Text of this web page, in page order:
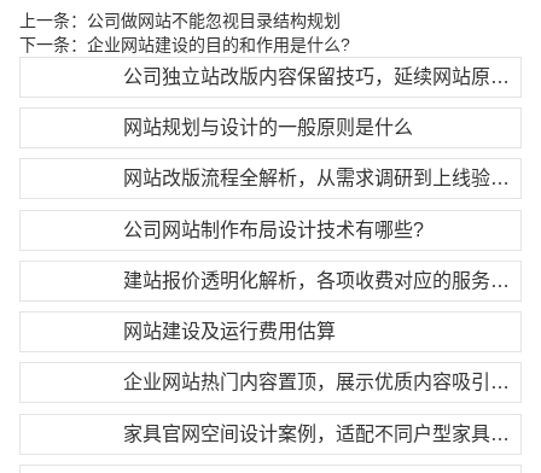
上一条： 公司做网站不能忽视目录结构规划
下一条：企业网站建设的目的和作用是什么?
公司独立站改版内容保留技巧，延续网站原有权重
网站规划与设计的一般原则是什么
网站改版流程全解析，从需求调研到上线验收完整步骤
公司网站制作布局设计技术有哪些?
建站报价透明化解析，各项收费对应的服务价值
网站建设及运行费用估算
企业网站热门内容置顶，展示优质内容吸引客户
家具官网空间设计案例，适配不同户型家具搭配方案